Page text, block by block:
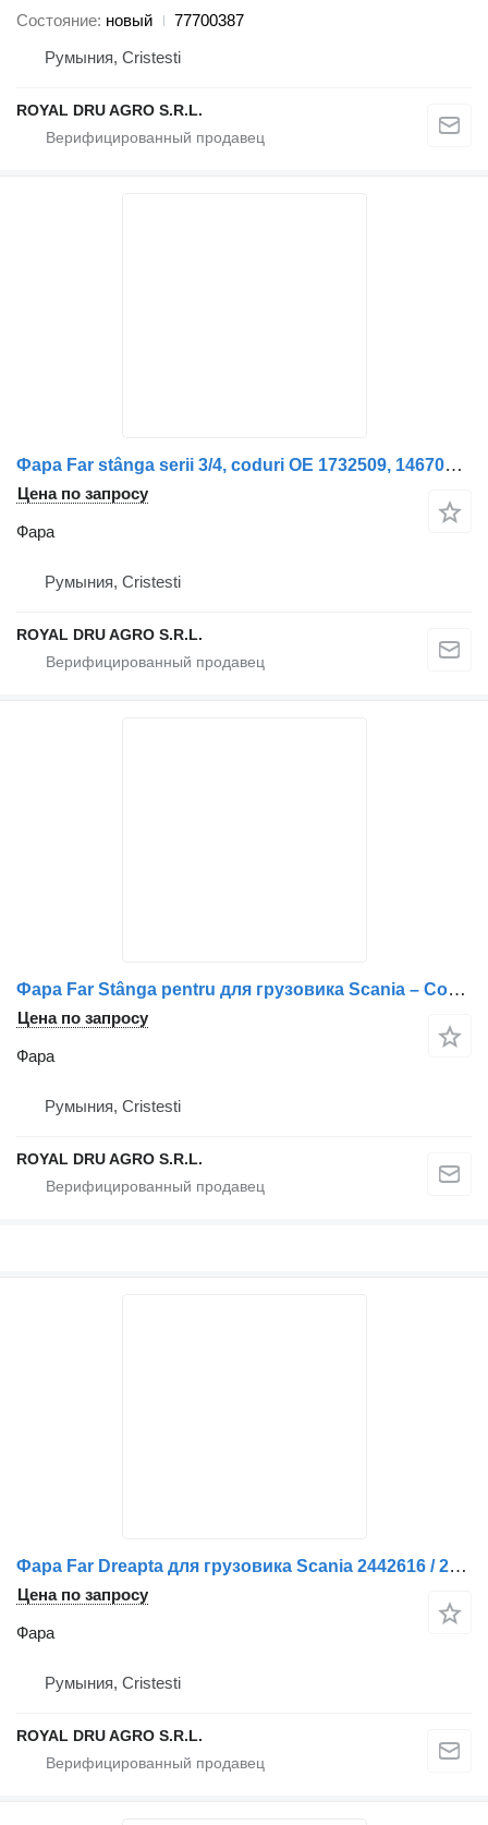
Состояние новый
77700387
Румыния, Cristesti
ROYAL DRU AGRO S.R.L.
Фара Far stânga serii 3/4, coduri OE 1732509, 1467000, 1431257, 14465 для грузовика Scania Seria 3, Seria 4
Цена по запросу
Фара
Румыния, Cristesti
ROYAL DRU AGRO S.R.L.
Фара Far Stânga pentru для грузовика Scania – Coduri: 1F6003939-03, 1F600393903, 1F6003939-031
Цена по запросу
Фара
Румыния, Cristesti
ROYAL DRU AGRO S.R.L.
Фара Far Dreapta для грузовика Scania 2442616 / 2039162
Цена по запросу
Фара
Румыния, Cristesti
ROYAL DRU AGRO S.R.L.